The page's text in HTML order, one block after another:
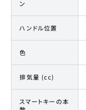
ン
ハンドル位置
色
排気量 (cc)
スマートキーの本